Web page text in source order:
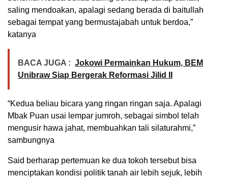
saling mendoakan, apalagi sedang berada di baitullah
sebagai tempat yang bermustajabah untuk berdoa,”
katanya
BACA JUGA : Jokowi Permainkan Hukum, BEM
Unibraw Siap Bergerak Reformasi Jilid II
“Kedua beliau bicara yang ringan ringan saja. Apalagi
Mbak Puan usai lempar jumroh, sebagai simbol telah
mengusir hawa jahat, membuahkan tali silaturahmi,”
sambungnya
Said berharap pertemuan ke dua tokoh tersebut bisa
menciptakan kondisi politik tanah air lebih sejuk, lebih